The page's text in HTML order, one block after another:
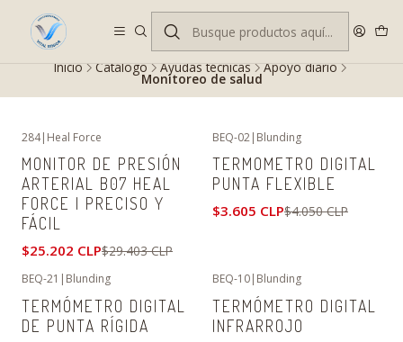
Despacho gratis en RM desde $100.000. Revisa las condiciones.
Inicio Catálogo Ayudas técnicas Apoyo diario
Monitoreo de salud
284| Heal Force
MONITOR DE PRESIÓN
ARTERIAL B07 HEAL
FORCE | PRECISO Y
FÁCIL
$25.202 CLP$29.403 CLP
BEQ-02| Blunding
TERMOMETRO DIGITAL
PUNTA FLEXIBLE
$3.605 CLP$4.050 CLP
BEQ-21 | Blunding
TERMÓMETRO DIGITAL
DE PUNTA RÍGIDA
BEQ-10| Blunding
TERMÓMETRO DIGITAL
INFRARROJO